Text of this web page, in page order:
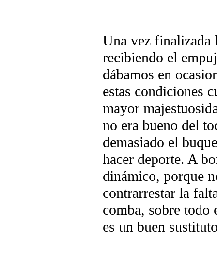
Una vez finalizada
recibiendo el
dábamos en
estas condiciones
mayor
no era bueno del
demasiado el
hacer deporte. A
dinámico, porque
contrarrestar la
comba, sobre todo
es un buen